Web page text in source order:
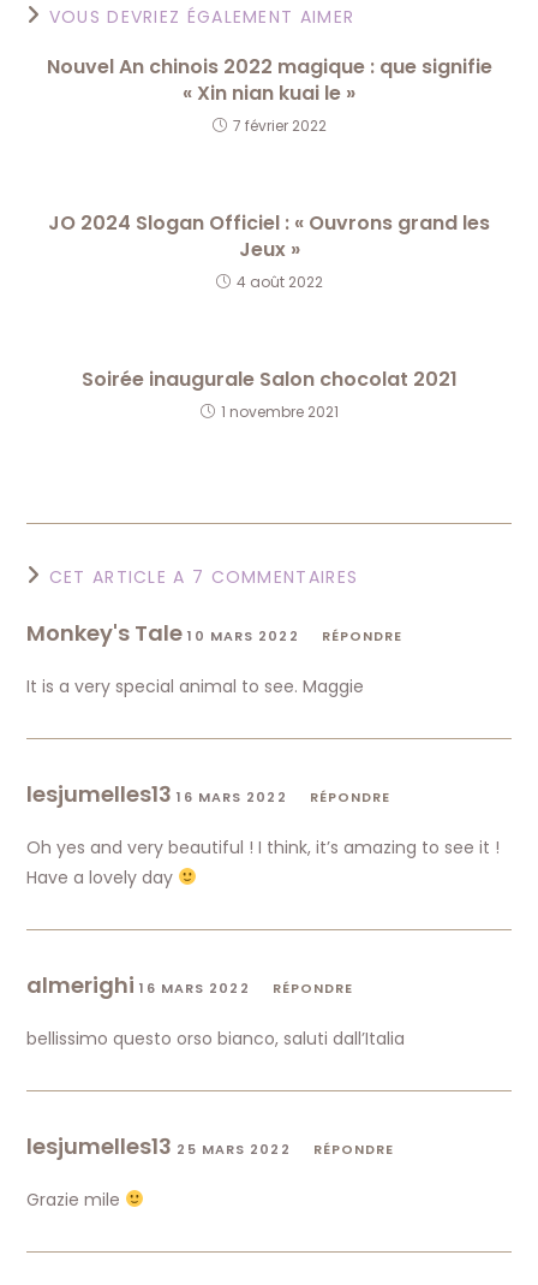
VOUS DEVRIEZ ÉGALEMENT AIMER
Nouvel An chinois 2022 magique : que signifie
« Xin nian kuai le »
7 février 2022
JO 2024 Slogan Officiel : « Ouvrons grand les
Jeux »
4 août 2022
Soirée inaugurale Salon chocolat 2021
1 novembre 2021
CET ARTICLE A 7 COMMENTAIRES
Monkey's Tale 10 MARS 2022 RÉPONDRE
It is a very special animal to see. Maggie
lesjumelles13 16 MARS 2022 RÉPONDRE
Oh yes and very beautiful ! I think, it’s amazing to see it !
Have a lovely day
almerighi 16 MARS 2022 RÉPONDRE
bellissimo questo orso bianco, saluti dall’Italia
lesjumelles13 25 MARS 2022 RÉPONDRE
Grazie mile